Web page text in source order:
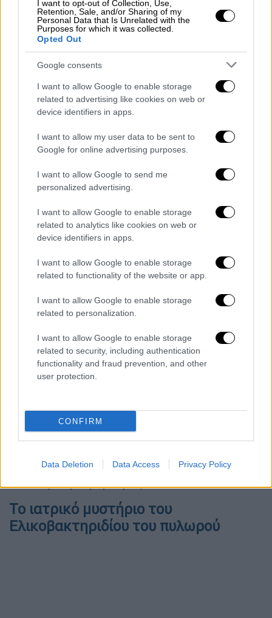
I want to opt-out of Collection, Use,
Retention, Sale, and/or Sharing of my
Personal Data that Is Unrelated with the
Purposes for which it was collected.
Opted Out
Google consents
I want to allow Google to enable storage
related to advertising like cookies on web or
device identifiers in apps.
I want to allow my user data to be sent to
Google for online advertising purposes.
I want to allow Google to send me
personalized advertising.
I want to allow Google to enable storage
related to analytics like cookies on web or
device identifiers in apps.
I want to allow Google to enable storage
related to functionality of the website or app.
I want to allow Google to enable storage
related to personalization.
I want to allow Google to enable storage
related to security, including authentication
functionality and fraud prevention, and other
user protection.
CONFIRM
Data Deletion Data Access Privacy Policy
ρύζι στο καστανό. Μια σειρά από μικρές
αλλαγές στον τρόπο ζωής είναι ένας καλός
τρόπος για να μετριαστεί ο κίνδυνος.
Μερικοί άνθρωποι λαμβάνουν προβιοτικά σε
μια προσπάθεια να προωθήσουν το υγιές
μικροβίωμα του εντέρου. Αν έχετε κάποια
συγκεκριμένη εντερική πάθηση ή παίρνετε
το καλύτερο που μπορείτε να κάνετε είναι
να ακολουθείτε μιαυγιεινή, ισορροπημένη
διατροφήκαι να αποφεύγετε τα
υπερεπεξεργασμένα τρόφιμα. Στοχεύστε
στην ελαχιστοποίηση των μπισκότων, των
πατατακίων και των έτοιμων σάντουιτς που
είναι μεν νόστιμα, αλλά -για να έχουν μεγάλη
συντηρητικάκαι χημικά που διαταράσσουν
το μικροβίωμα του εντέρου.
Αντίθετα, τρώτε περισσότερα φρούτα,
, τα οποία θα σας βοηθήσουν επίσης να
διατηρήσετε ένα υγιές βάρος και να
μειώσετε την παχυσαρκία. Ακούγεται τόσο
μας είναι αγχωτικοί. Δεν έχουμε πάντα
χρόνο να φτιάξουμε ένα υγιεινό δείπνο από
αναγνωρίσουμε ότι υπάρχει και μια
Το ιατρικό μυστήριο του
Ελικοβακτηριδίου του πυλωρού